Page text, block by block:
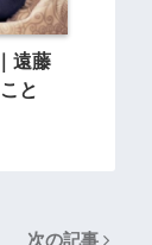
遠藤
と
次の記事